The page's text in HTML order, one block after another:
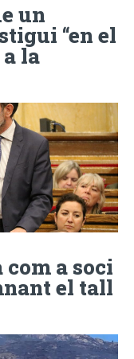
un
“en el
la
com a soci
el tall